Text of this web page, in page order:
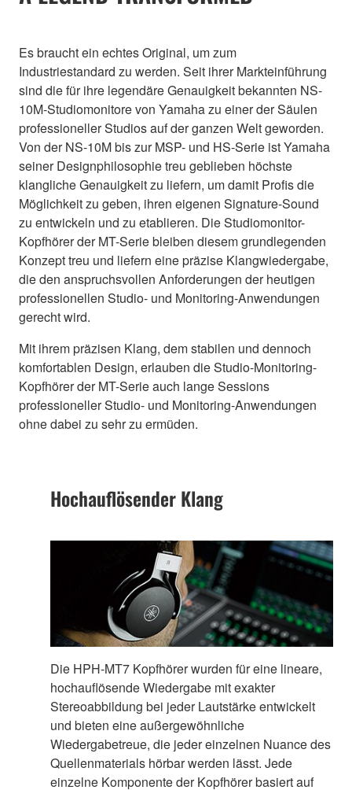
Es braucht ein echtes Original, um zum
Industriestandard zu werden. Seit ihrer Markteinführung
sind die für ihre legendäre Genauigkeit bekannten NS-
10M-Studiomonitore von Yamaha zu einer der Säulen
professioneller Studios auf der ganzen Welt geworden.
Von der NS-10M bis zur MSP- und HS-Serie ist Yamaha
seiner Designphilosophie treu geblieben höchste
klangliche Genauigkeit zu liefern, um damit Profis die
Möglichkeit zu geben, ihren eigenen Signature-Sound
zu entwickeln und zu etablieren. Die Studiomonitor-
Kopfhörer der MT-Serie bleiben diesem grundlegenden
Konzept treu und liefern eine präzise Klangwiedergabe,
die den anspruchsvollen Anforderungen der heutigen
professionellen Studio- und Monitoring-Anwendungen
gerecht wird.
Mit ihrem präzisen Klang, dem stabilen und dennoch
komfortablen Design, erlauben die Studio-Monitoring-
Kopfhörer der MT-Serie auch lange Sessions
professioneller Studio- und Monitoring-Anwendungen
ohne dabei zu sehr zu ermüden.
Hochauflösender Klang
Die HPH-MT7 Kopfhörer wurden für eine lineare,
hochauflösende Wiedergabe mit exakter
Stereoabbildung bei jeder Lautstärke entwickelt
und bieten eine außergewöhnliche
Wiedergabetreue, die jeder einzelnen Nuance des
Quellenmaterials hörbar werden lässt. Jede
einzelne Komponente der Kopfhörer basiert auf